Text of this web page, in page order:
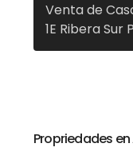
Venta de
1E Ribera Sur
Propriedades